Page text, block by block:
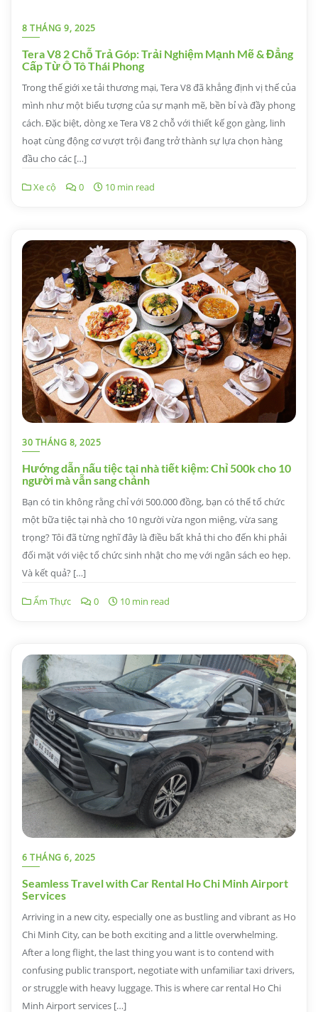
8 THÁNG 9, 2025
Tera V8 2 Chỗ Trả Góp: Trải Nghiệm Mạnh Mẽ & Đẳng
Cấp Từ Ô Tô Thái Phong
Trong thế giới xe tải thương mại, Tera V8 đã khẳng định vị thế của
mình như một biểu tượng của sự mạnh mẽ, bền bỉ và đầy phong
cách. Đặc biệt, dòng xe Tera V8 2 chỗ với thiết kế gọn gàng, linh
hoạt cùng động cơ vượt trội đang trở thành sự lựa chọn hàng
đầu cho các […]
Xe cộ 0 10 min read
30 THÁNG 8, 2025
Hướng dẫn nấu tiệc tại nhà tiết kiệm: Chỉ 500k cho 10
người mà vẫn sang chảnh
Bạn có tin không rằng chỉ với 500.000 đồng, bạn có thể tổ chức
một bữa tiệc tại nhà cho 10 người vừa ngon miệng, vừa sang
trọng? Tôi đã từng nghĩ đây là điều bất khả thi cho đến khi phải
đối mặt với việc tổ chức sinh nhật cho mẹ với ngân sách eo hẹp.
Và kết quả? […]
Ẩm Thực 0 10 min read
6 THÁNG 6, 2025
Seamless Travel with Car Rental Ho Chi Minh Airport
Services
Arriving in a new city, especially one as bustling and vibrant as Ho
Chi Minh City, can be both exciting and a little overwhelming.
After a long flight, the last thing you want is to contend with
confusing public transport, negotiate with unfamiliar taxi drivers,
or struggle with heavy luggage. This is where car rental Ho Chi
Minh Airport services […]